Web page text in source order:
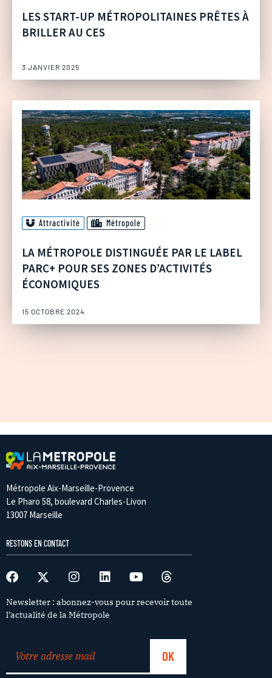
LES START-UP MÉTROPOLITAINES PRÊTES À
BRILLER AU CES
3 JANVIER 2025
Attractivité Métropole
LA MÉTROPOLE DISTINGUÉE PAR LE LABEL
PARC+ POUR SES ZONES D’ACTIVITÉS
ÉCONOMIQUES
15 OCTOBRE 2024
Métropole Aix-Marseille-Provence
Le Pharo 58, boulevard Charles-Livon
13007 Marseille
RESTONS EN CONTACT
Newsletter : abonnez-vous pour recevoir toute
l’actualité de la Métropole